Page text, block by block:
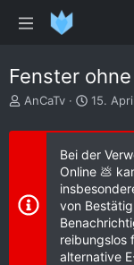
Fenster
E
s
l
e
AnCaTv
E
s
e
l
l
t
a
m
15.
Bei der
Online 💩
von
reibungslos
alternative